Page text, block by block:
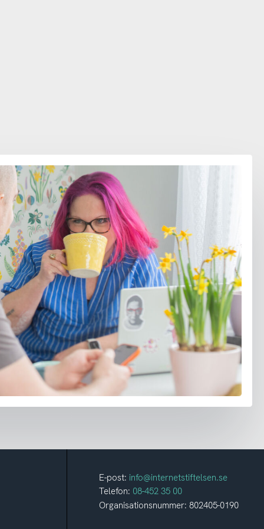
E-post: info@internetstiftelsen.se
Telefon: 08-452 35 00
Organisationsnummer: 802405-0190